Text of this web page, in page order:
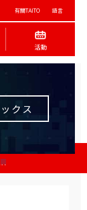
有關TAITO 語言
活動
クス